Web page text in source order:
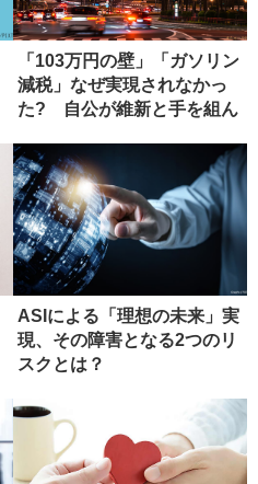
「103万円の壁」「ガソリン
減税」なぜ実現されなかっ
た? 自公が維新と手を組ん
ASIによる「理想の未来」実
現、その障害となる2つのリ
スクとは？